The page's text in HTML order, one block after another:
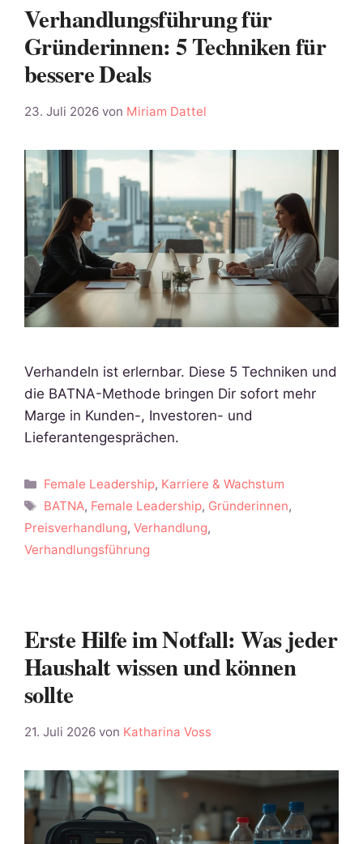
Verhandlungsführung für
Gründerinnen: 5 Techniken für
bessere Deals
23. Juli 2026 von Miriam Dattel
Verhandeln ist erlernbar. Diese 5 Techniken und
die BATNA-Methode bringen Dir sofort mehr
Marge in Kunden-, Investoren- und
Lieferantengesprächen.
Kategorien
Female Leadership, Karriere & Wachstum
Schlagwörter
BATNA, Female Leadership, Gründerinnen,
Preisverhandlung, Verhandlung,
Verhandlungsführung
Erste Hilfe im Notfall: Was jeder
Haushalt wissen und können
sollte
21. Juli 2026 von Katharina Voss